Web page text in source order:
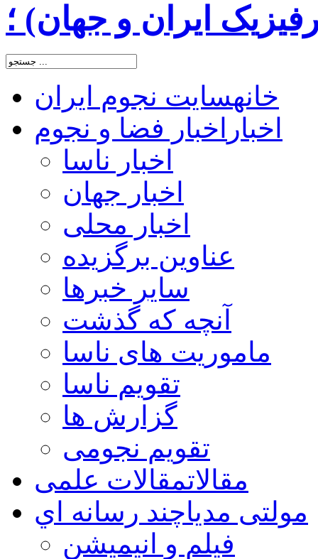
ایران و جهان) ؛
خانهسایت نجوم ایران
اخبار اخبار فضا و نجوم
اخبار ناسا
اخبار جهان
اخبار محلی
عناوین برگزیده
سایر خبرها
آنچه که گذشت
ماموریت های ناسا
تقویم ناسا
گزارش ها
تقویم نجومی
مقالاتمقالات علمی
مولتی مدیاچند رسانه اي
فیلم و انیمیشن